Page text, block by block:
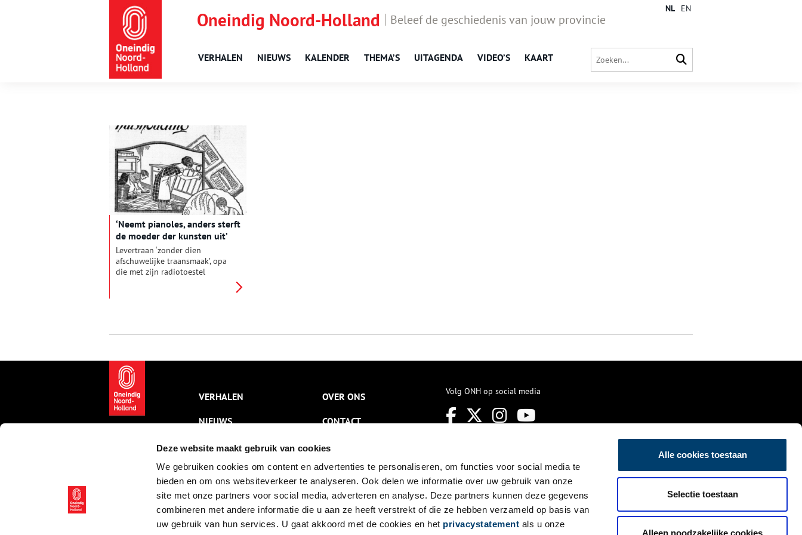
Deze website maakt gebruik van cookies
We gebruiken cookies om content en advertenties te personaliseren, om functies voor social media te
bieden en om ons websiteverkeer te analyseren. Ook delen we informatie over uw gebruik van onze
site met onze partners voor social media, adverteren en analyse. Deze partners kunnen deze gegevens
combineren met andere informatie die u aan ze heeft verstrekt of die ze hebben verzameld op basis van
uw gebruik van hun services. U gaat akkoord met de cookies en het privacystatement als u onze
Alle cookies toestaan
Selectie toestaan
Alleen noodzakelijke cookies
Oneindig Noord-Holland Beleef de geschiedenis van jouw provincie
VERHALEN NIEUWS KALENDER THEMA’S UITAGENDA VIDEO’S KAART
NL EN
‘Neemt pianoles, anders sterft
de moeder der kunsten uit’
Levertraan ‘zonder dien
afschuwelijke traansmaak’, opa
die met zijn radiotoestel
eeuw geven een aardig
VERHALEN
NIEUWS
KALENDER
THEMA’S
ACTIVITEITEN
VIDEO’S
OVER ONS
CONTACT
NIEUWSBRIEF
DISCLAIMER
PRIVACY
TOEGANKELIJKHEID
Volg ONH op social media